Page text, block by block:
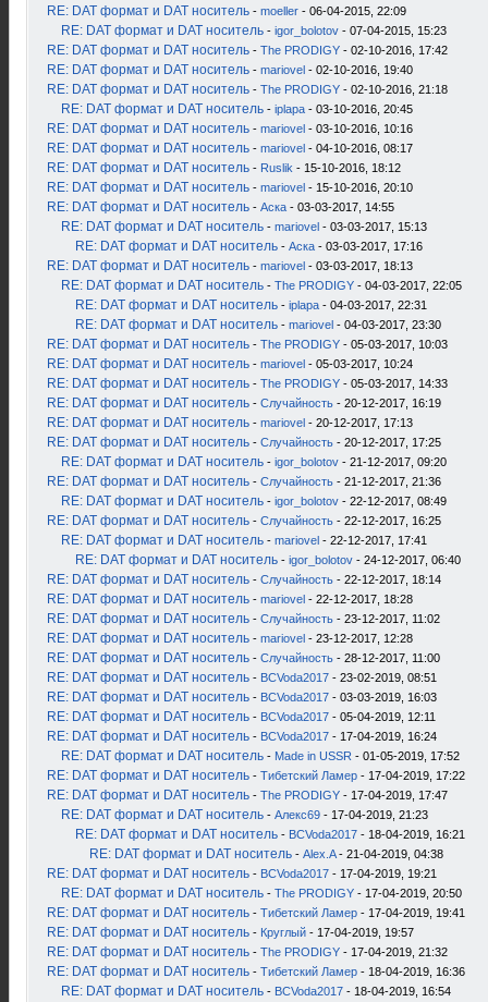
RE: DAT формат и DAT носитель - moeller - 06-04-2015, 22:09
RE: DAT формат и DAT носитель - igor_bolotov - 07-04-2015, 15:23
RE: DAT формат и DAT носитель - The PRODIGY - 02-10-2016, 17:42
RE: DAT формат и DAT носитель - mariovel - 02-10-2016, 19:40
RE: DAT формат и DAT носитель - The PRODIGY - 02-10-2016, 21:18
RE: DAT формат и DAT носитель - iplapa - 03-10-2016, 20:45
RE: DAT формат и DAT носитель - mariovel - 03-10-2016, 10:16
RE: DAT формат и DAT носитель - mariovel - 04-10-2016, 08:17
RE: DAT формат и DAT носитель - Ruslik - 15-10-2016, 18:12
RE: DAT формат и DAT носитель - mariovel - 15-10-2016, 20:10
RE: DAT формат и DAT носитель - Аска - 03-03-2017, 14:55
RE: DAT формат и DAT носитель - mariovel - 03-03-2017, 15:13
RE: DAT формат и DAT носитель - Аска - 03-03-2017, 17:16
RE: DAT формат и DAT носитель - mariovel - 03-03-2017, 18:13
RE: DAT формат и DAT носитель - The PRODIGY - 04-03-2017, 22:05
RE: DAT формат и DAT носитель - iplapa - 04-03-2017, 22:31
RE: DAT формат и DAT носитель - mariovel - 04-03-2017, 23:30
RE: DAT формат и DAT носитель - The PRODIGY - 05-03-2017, 10:03
RE: DAT формат и DAT носитель - mariovel - 05-03-2017, 10:24
RE: DAT формат и DAT носитель - The PRODIGY - 05-03-2017, 14:33
RE: DAT формат и DAT носитель - Случайность - 20-12-2017, 16:19
RE: DAT формат и DAT носитель - mariovel - 20-12-2017, 17:13
RE: DAT формат и DAT носитель - Случайность - 20-12-2017, 17:25
RE: DAT формат и DAT носитель - igor_bolotov - 21-12-2017, 09:20
RE: DAT формат и DAT носитель - Случайность - 21-12-2017, 21:36
RE: DAT формат и DAT носитель - igor_bolotov - 22-12-2017, 08:49
RE: DAT формат и DAT носитель - Случайность - 22-12-2017, 16:25
RE: DAT формат и DAT носитель - mariovel - 22-12-2017, 17:41
RE: DAT формат и DAT носитель - igor_bolotov - 24-12-2017, 06:40
RE: DAT формат и DAT носитель - Случайность - 22-12-2017, 18:14
RE: DAT формат и DAT носитель - mariovel - 22-12-2017, 18:28
RE: DAT формат и DAT носитель - Случайность - 23-12-2017, 11:02
RE: DAT формат и DAT носитель - mariovel - 23-12-2017, 12:28
RE: DAT формат и DAT носитель - Случайность - 28-12-2017, 11:00
RE: DAT формат и DAT носитель - BCVoda2017 - 23-02-2019, 08:51
RE: DAT формат и DAT носитель - BCVoda2017 - 03-03-2019, 16:03
RE: DAT формат и DAT носитель - BCVoda2017 - 05-04-2019, 12:11
RE: DAT формат и DAT носитель - BCVoda2017 - 17-04-2019, 16:24
RE: DAT формат и DAT носитель - Made in USSR - 01-05-2019, 17:52
RE: DAT формат и DAT носитель - Тибетский Ламер - 17-04-2019, 17:22
RE: DAT формат и DAT носитель - The PRODIGY - 17-04-2019, 17:47
RE: DAT формат и DAT носитель - Алекс69 - 17-04-2019, 21:23
RE: DAT формат и DAT носитель - BCVoda2017 - 18-04-2019, 16:21
RE: DAT формат и DAT носитель - Alex.A- 21-04-2019, 04:38
RE: DAT формат и DAT носитель - BCVoda2017 - 17-04-2019, 19:21
RE: DAT формат и DAT носитель - The PRODIGY - 17-04-2019, 20:50
RE: DAT формат и DAT носитель - Тибетский Ламер - 17-04-2019, 19:41
RE: DAT формат и DAT носитель - Круглый - 17-04-2019, 19:57
RE: DAT формат и DAT носитель - The PRODIGY - 17-04-2019, 21:32
RE: DAT формат и DAT носитель - Тибетский Ламер - 18-04-2019, 16:36
RE: DAT формат и DAT носитель - BCVoda2017 - 18-04-2019, 16:54